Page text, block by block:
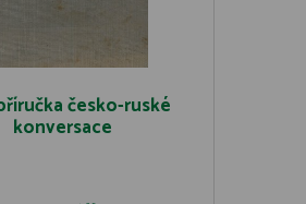
česko-ruské
konversace